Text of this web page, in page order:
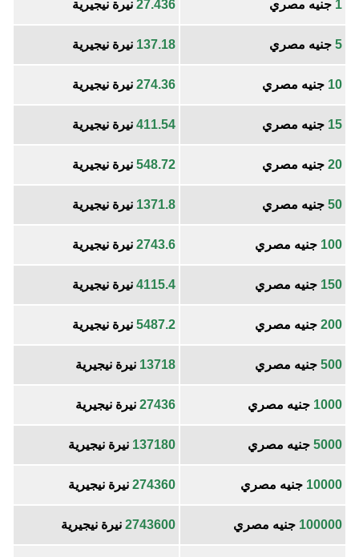
1 جنيه مصري 27.436 نيرة نيجيرية
5 جنيه مصري 137.18 نيرة نيجيرية
10 جنيه مصري 274.36 نيرة نيجيرية
15 جنيه مصري 411.54 نيرة نيجيرية
20 جنيه مصري 548.72 نيرة نيجيرية
50 جنيه مصري 1371.8 نيرة نيجيرية
100 جنيه مصري 2743.6 نيرة نيجيرية
150 جنيه مصري 4115.4 نيرة نيجيرية
200 جنيه مصري 5487.2 نيرة نيجيرية
500 جنيه مصري 13718 نيرة نيجيرية
1000 جنيه مصري 27436 نيرة نيجيرية
5000 جنيه مصري 137180 نيرة نيجيرية
10000 جنيه مصري 274360 نيرة نيجيرية
100000 جنيه مصري 2743600 نيرة نيجيرية